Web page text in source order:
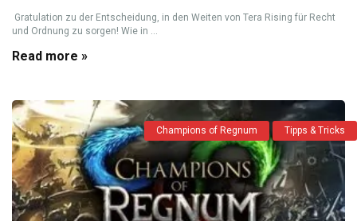
Gratulation zu der Entscheidung, in den Weiten von Tera Rising für Recht
und Ordnung zu sorgen! Wie in ...
Read more »
Champions of Regnum Tipps & Tricks